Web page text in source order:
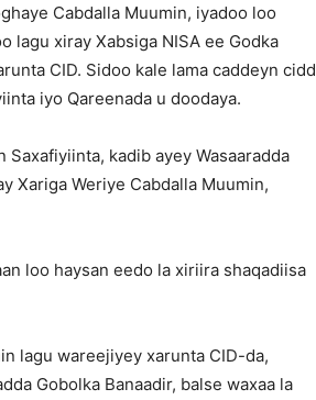
Cabdalla Muumin, iyadoo loo
lagu xiray Xabsiga NISA ee Godka
CID. Sidoo kale lama caddeyn cidd
iyo Qareenada u doodaya.
Saxafiyiinta, kadib ayey Wasaaradda
Xariga Weriye Cabdalla Muumin,
loo haysan eedo la xiriira shaqadiisa
lagu wareejiyey xarunta CID-da,
Gobolka Banaadir, balse waxaa la